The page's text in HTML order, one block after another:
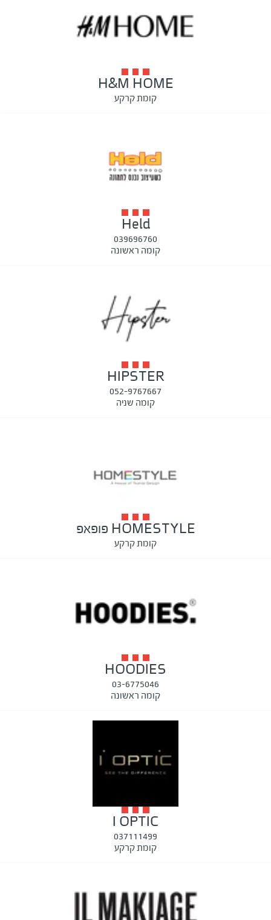
H&M HOME
קומת קרקע
Held
039696760
קומה ראשונה
HIPSTER
052-9767667
קומה שניה
HOMESTYLE פופאפ
קומת קרקע
HOODIES
03-6775046
קומה ראשונה
I OPTIC
037111499
קומת קרקע